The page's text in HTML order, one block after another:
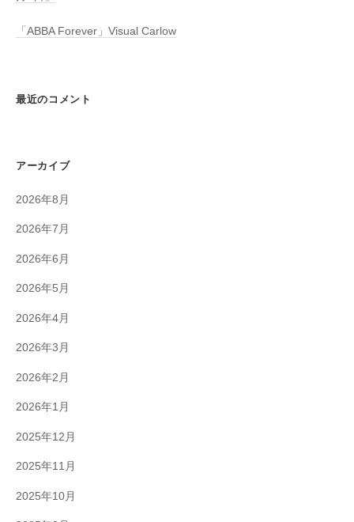
「ABBA Forever」Visual Carlow
最近のコメント
アーカイブ
2026年8月
2026年7月
2026年6月
2026年5月
2026年4月
2026年3月
2026年2月
2026年1月
2025年12月
2025年11月
2025年10月